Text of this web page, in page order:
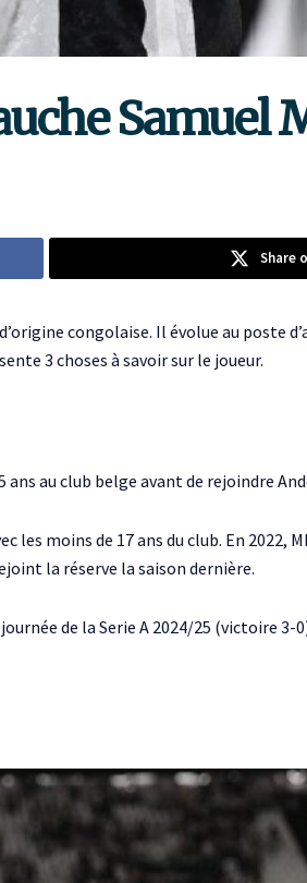
Samuel
Share
congolaise. Il évolue au poste
3 choses à savoir sur le joueur.
au club belge avant de rejoindre
moins de 17 ans du club. En 2022,
la réserve la saison dernière.
de la Serie A 2024/25 (victoire